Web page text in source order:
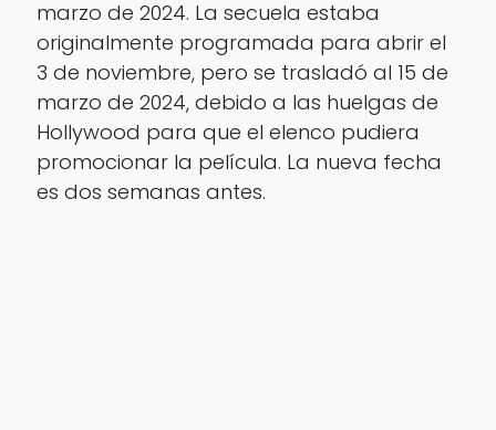
marzo de 2024. La secuela estaba
originalmente programada para abrir el
3 de noviembre, pero se trasladó al 15 de
marzo de 2024, debido a las huelgas de
Hollywood para que el elenco pudiera
promocionar la película. La nueva fecha
es dos semanas antes.